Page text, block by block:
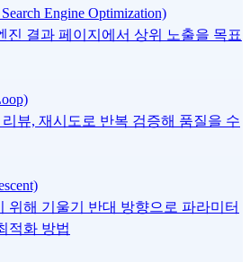
Engine Optimization)
진 결과 페이지에서 상위 노출을 목표
뷰, 재시도로 반복 검증해 품질을 수
위해 기울기 반대 방향으로 파라미터
적화 방법